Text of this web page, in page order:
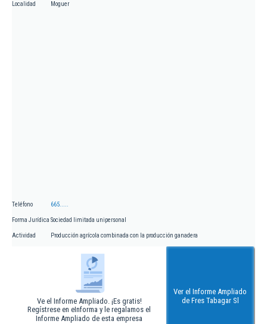
Localidad Moguer
Teléfono 665.....
Forma Jurídica Sociedad limitada unipersonal
Actividad Producción agrícola combinada con la producción ganadera
Ve el Informe Ampliado. ¡Es gratis!
Regístrese en eInforma y le regalamos el
Informe Ampliado de esta empresa
Ver el Informe Ampliado
de Fres Tabagar Sl